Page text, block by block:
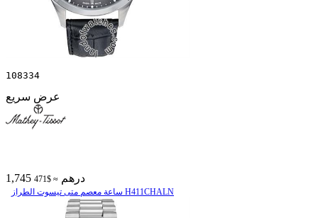
108334
عرض سريع
1,745 درهم ≈ $471
ساعة معصم متی تیسوت الطراز H411CHALN